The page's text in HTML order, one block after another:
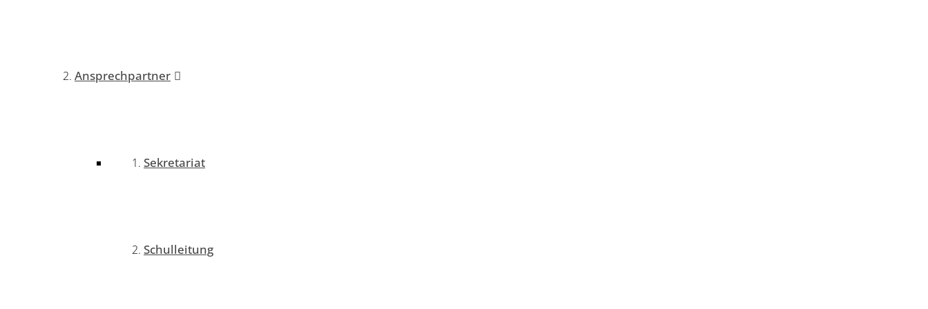
Ansprechpartner
Sekretariat
Schulleitung